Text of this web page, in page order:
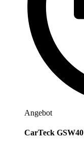
Angebot
CarTeck GSW40